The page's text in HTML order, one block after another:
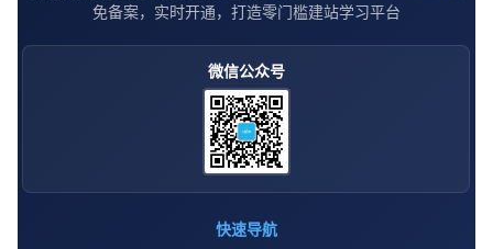
免备案，实时开通，打造零门槛建站学习平台
微信公众号
快速导航